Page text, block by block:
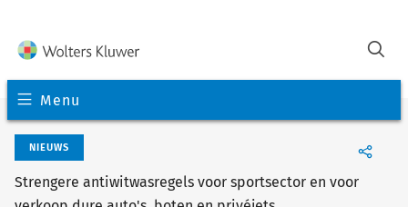
Menu
NIEUWS
Strengere antiwitwasregels voor sportsector en voor